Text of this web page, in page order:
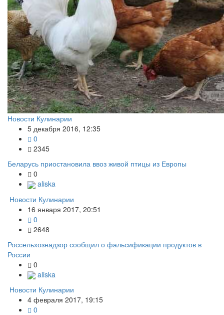
Новости Кулинарии
5 декабря 2016, 12:35
0
2345
Беларусь приостановила ввоз живой птицы из Европы
0
aliska
Новости Кулинарии
16 января 2017, 20:51
0
2648
Россельхознадзор сообщил о фальсификации продуктов в
России
0
aliska
Новости Кулинарии
4 февраля 2017, 19:15
0